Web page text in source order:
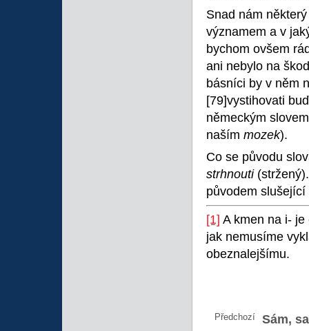
Snad nám
významem a v
bychom ovšem
ani nebylo na
básníci by v něm
[79]vystihovati
německým
naším mozek).
Co se původu
strhnouti
původem
[1] A kmen na i-
jak nemusíme
obeznalejšímu.
Předchozí Sám,